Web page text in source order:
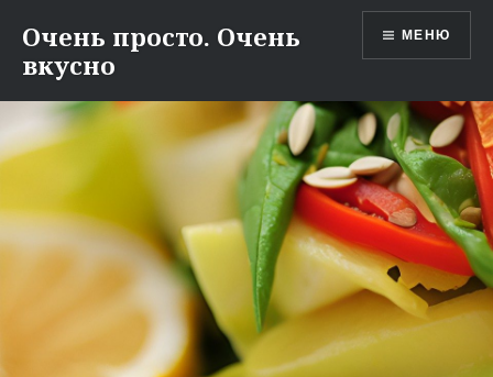
содержимому
Очень просто. Очень
вкусно
МЕНЮ